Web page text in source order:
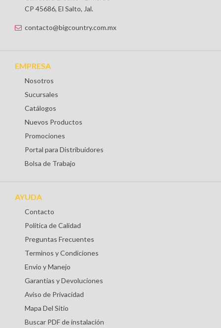
CP 45686, El Salto, Jal.
contacto@bigcountry.com.mx
EMPRESA
Nosotros
Sucursales
Catálogos
Nuevos Productos
Promociones
Portal para Distribuidores
Bolsa de Trabajo
AYUDA
Contacto
Política de Calidad
Preguntas Frecuentes
Terminos y Condiciones
Envio y Manejo
Garantías y Devoluciones
Aviso de Privacidad
Mapa Del Sitio
Buscar PDF de instalación